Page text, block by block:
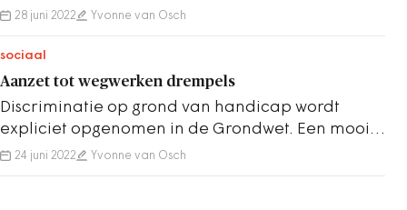
voor een fikse opgave.
28 juni 2022 Yvonne van Osch
sociaal
Aanzet tot wegwerken drempels
Discriminatie op grond van handicap wordt
expliciet opgenomen in de Grondwet. Een mooie
stap.
24 juni 2022 Yvonne van Osch